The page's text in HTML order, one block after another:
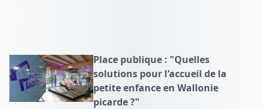
Place publique : "Quelles
solutions pour l'accueil de la
petite enfance en Wallonie
picarde ?"